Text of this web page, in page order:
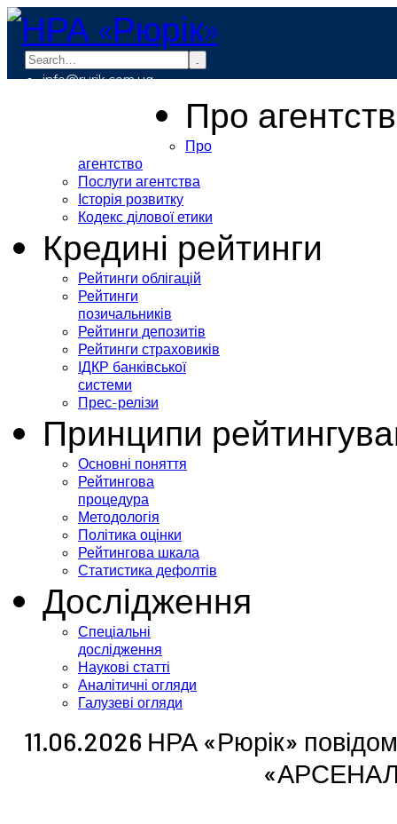
.
info@rurik.com.ua
Про
Про
агентство
Послуги агентства
Історія розвитку
Кодекс ділової етики
Кредині рейтинги
Рейтинги облігацій
Рейтинги
позичальників
Рейтинги депозитів
Рейтинги страховиків
ІДКР банківської
системи
Прес-релізи
Принципи
Основні поняття
Рейтингова
процедура
Методологія
Політика оцінки
Рейтингова шкала
Статистика дефолтів
Дослідження
Спеціальні
дослідження
Наукові статті
Аналітичні огляди
Галузеві огляди
11.06.2026 НРА «Рюрік»